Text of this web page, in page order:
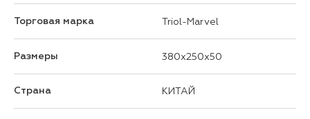
Торговая марка Triol-Marvel
Размеры 380x250x50
Страна КИТАЙ